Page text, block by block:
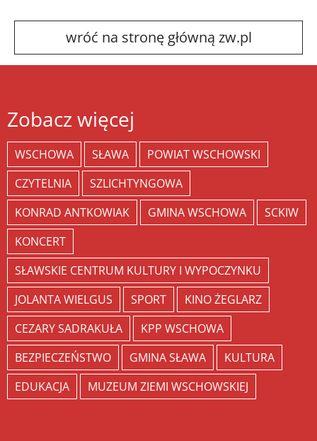
wróć na stronę główną zw.pl
Zobacz więcej
WSCHOWA SŁAWA
POWIAT WSCHOWSKI
CZYTELNIA
SZLICHTYNGOWA
KONRAD ANTKOWIAK
GMINA WSCHOWA
SCKIW
KONCERT
SŁAWSKIE CENTRUM KULTURY I WYPOCZYNKU
JOLANTA WIELGUS
SPORT
KINO ŻEGLARZ
CEZARY SADRAKUŁA
KPP WSCHOWA
BEZPIECZEŃSTWO
GMINA SŁAWA
KULTURA
EDUKACJA
MUZEUM ZIEMI WSCHOWSKIEJ